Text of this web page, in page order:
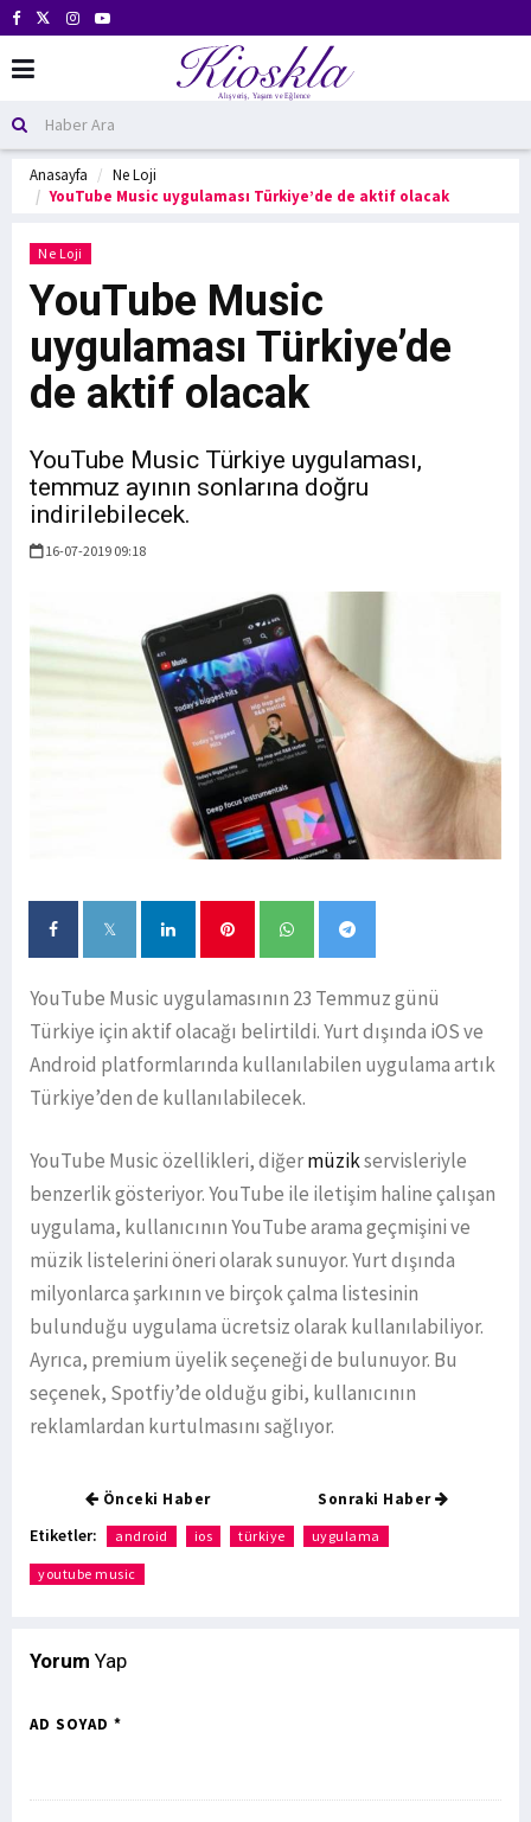
Anasayfa
Ne Loji
YouTube Music uygulaması Türkiye’de de aktif olacak
Ne Loji
YouTube Music
uygulaması Türkiye’de
de aktif olacak
YouTube Music Türkiye uygulaması,
temmuz ayının sonlarına doğru
indirilebilecek.
16-07-2019 09:18
YouTube Music uygulamasının 23 Temmuz günü
Türkiye için aktif olacağı belirtildi. Yurt dışında iOS ve
Android platformlarında kullanılabilen uygulama artık
Türkiye’den de kullanılabilecek.
YouTube Music özellikleri, diğermüzikservisleriyle
benzerlik gösteriyor. YouTube ile iletişim haline çalışan
uygulama, kullanıcının YouTube arama geçmişini ve
müzik listelerini öneri olarak sunuyor. Yurt dışında
milyonlarca şarkının ve birçok çalma listesinin
bulunduğu uygulama ücretsiz olarak kullanılabiliyor.
Ayrıca, premium üyelik seçeneği de bulunuyor. Bu
seçenek, Spotfiy’de olduğu gibi, kullanıcının
reklamlardan kurtulmasını sağlıyor.
Önceki Haber Sonraki Haber
Etiketler: android ios türkiye uygulama
youtube music
Yorum Yap
AD SOYAD *